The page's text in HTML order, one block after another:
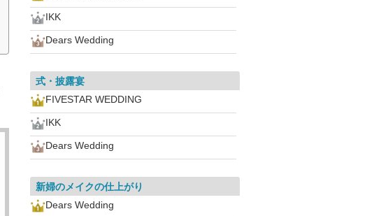
IKK
Dears Wedding
式・披露宴
FIVESTAR WEDDING
IKK
Dears Wedding
新婦のメイクの仕上がり
Dears Wedding